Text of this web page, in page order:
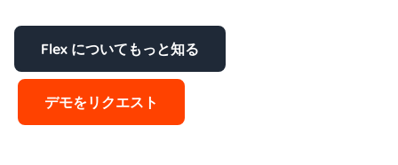
Flex についてもっと知る
デモをリクエスト